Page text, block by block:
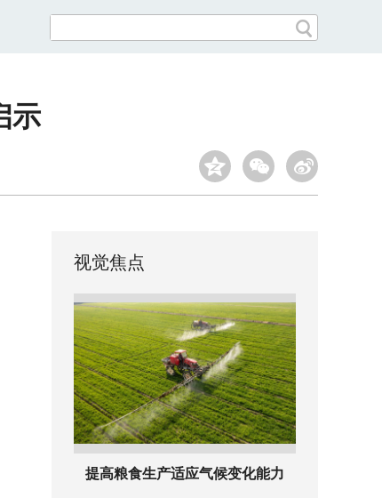
示
视觉焦点
提高粮食生产适应气候变化能力